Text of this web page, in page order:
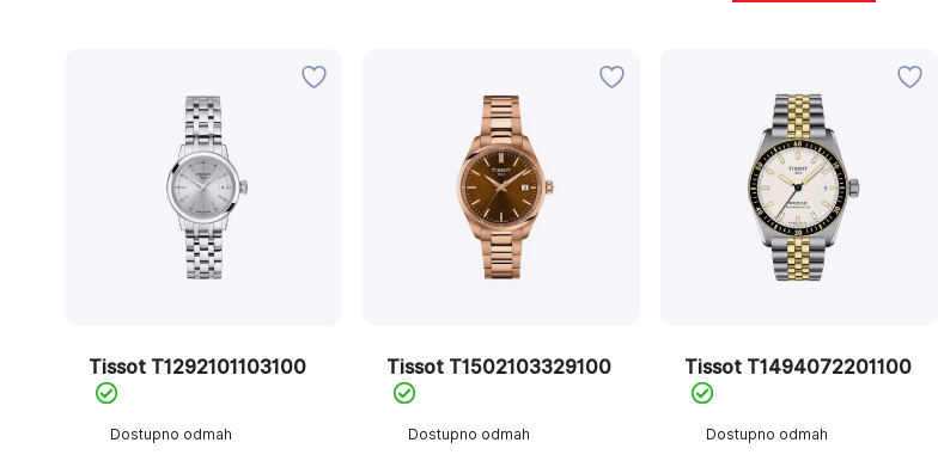
Dostupno odmah
Tissot T1292101103100
Dostupno odmah
Tissot T1502103329100
Dostupno odmah
Tissot T1494072201100